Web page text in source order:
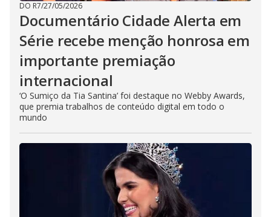
DO R7/27/05/2026
Documentário Cidade Alerta em
Série recebe menção honrosa em
importante premiação
internacional
‘O Sumiço da Tia Santina’ foi destaque no Webby Awards,
que premia trabalhos de conteúdo digital em todo o
mundo